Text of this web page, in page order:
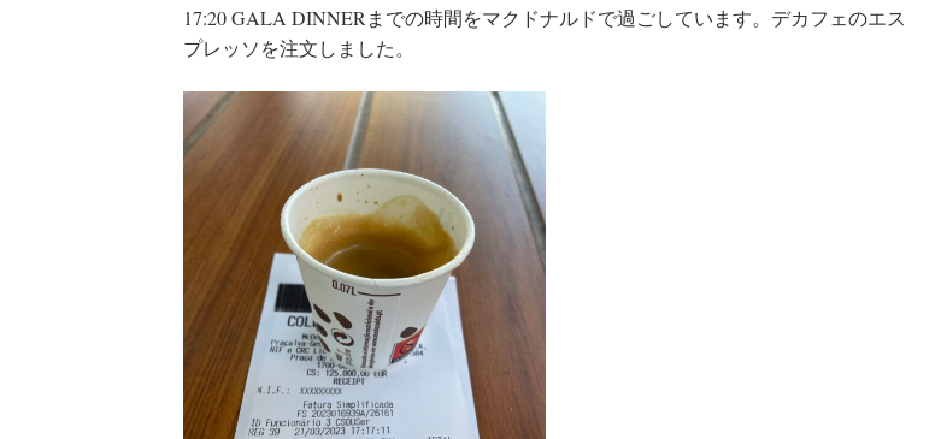
17:20 GALA DINNERまでの時間をマクドナルドで過ごしています。デカフェのエス
プレッソを注文しました。